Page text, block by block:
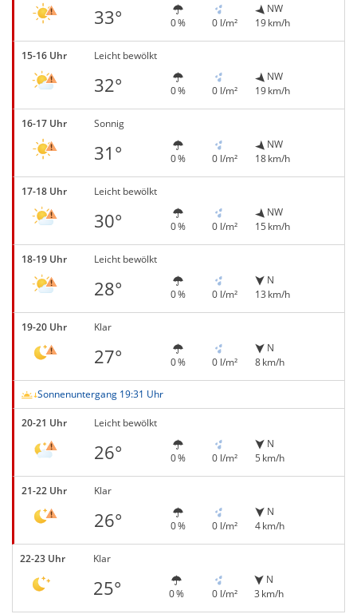
33° 0 % 0 l/m²
NW
19 km/h
15-16 Uhr Leicht bewölkt
32° 0 % 0 l/m²
NW
19 km/h
16-17 Uhr Sonnig
31° 0 % 0 l/m²
NW
18 km/h
17-18 Uhr Leicht bewölkt
30° 0 % 0 l/m²
NW
15 km/h
18-19 Uhr Leicht bewölkt
28° 0 % 0 l/m²
N
13 km/h
19-20 Uhr Klar
27° 0 % 0 l/m²
N
8 km/h
Sonnenuntergang 19:31 Uhr
20-21 Uhr Leicht bewölkt
26° 0 % 0 l/m²
N
5 km/h
21-22 Uhr Klar
26° 0 % 0 l/m²
N
4 km/h
22-23 Uhr Klar
25° 0 % 0 l/m²
N
3 km/h